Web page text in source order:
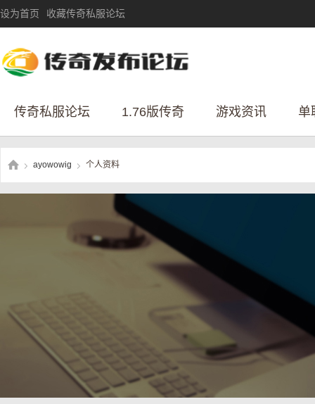
设为首页 收藏传奇私服论坛
传奇私服论坛 1.76版传奇 游戏资讯 单
ayowowig 个人资料